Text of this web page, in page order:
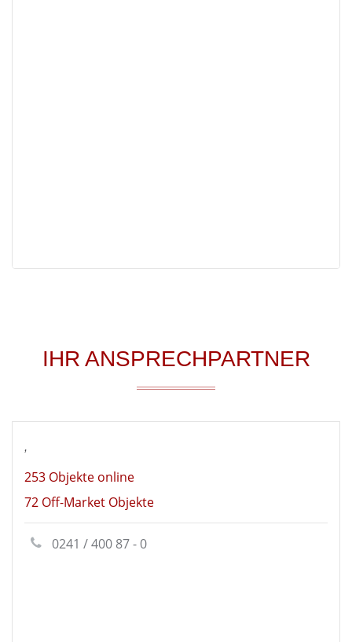
IHR ANSPRECHPARTNER
,
253 Objekte online
72 Off-Market Objekte
0241 / 400 87 - 0